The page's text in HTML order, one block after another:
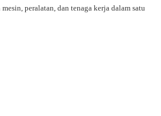
peralatan, dan tenaga kerja dalam satu